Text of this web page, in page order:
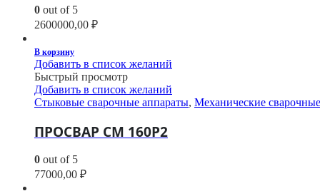
0 out of 5
2600000,00 ₽
В корзину
Добавить в список желаний
Быстрый просмотр
Добавить в список желаний
Стыковые сварочные аппараты, Механические
ПРОСВАР СМ 160Р2
0 out of 5
77000,00 ₽